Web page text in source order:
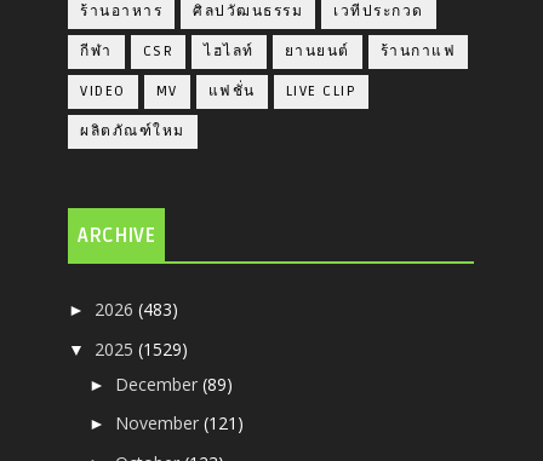
ร้านอาหาร ศิลปวัฒนธรรม เวทีประกวด
กีฬา CSR ไฮไลท์ ยานยนต์ ร้านกาแฟ
VIDEO MV แฟชั่น LIVE CLIP
ผลิตภัณฑ์ใหม
ARCHIVE
► 2026(483)
▼ 2025(1529)
► December(89)
► November(121)